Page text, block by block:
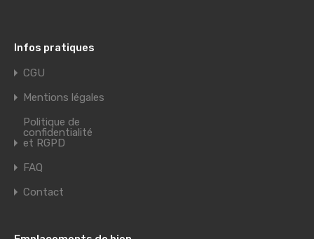
Infos pratiques
CGU
Mentions légales
Politique de
confidentialité
et RGPD
FAQ
Contact